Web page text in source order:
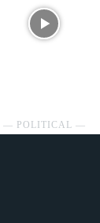
― POLITICAL ―